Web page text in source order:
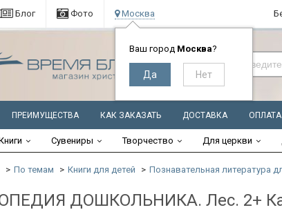
Блог Фото Москва
Ваш город Москва?
ПРЕИМУЩЕСТВА КАК ЗАКАЗАТЬ ДОСТАВКА ОПЛАТА
Сувениры Творчество Для церкви
По темам Книги для детей Познавательная литература
ДОШКОЛЬНИКА. Лес. 2+